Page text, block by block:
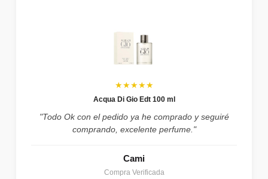
★★★★★
Acqua Di Gio Edt 100 ml
"Todo Ok con el pedido ya he comprado y seguiré
comprando, excelente perfume."
Cami
Compra Verificada